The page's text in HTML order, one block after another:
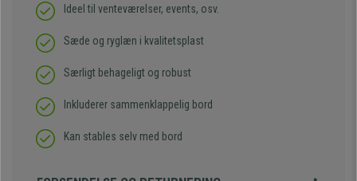
Ideel til venteværelser, events, osv.
Sæde og ryglæn i kvalitetsplast
Særligt behageligt og robust
Inkluderer sammenklappelig bord
Kan stables selv med bord